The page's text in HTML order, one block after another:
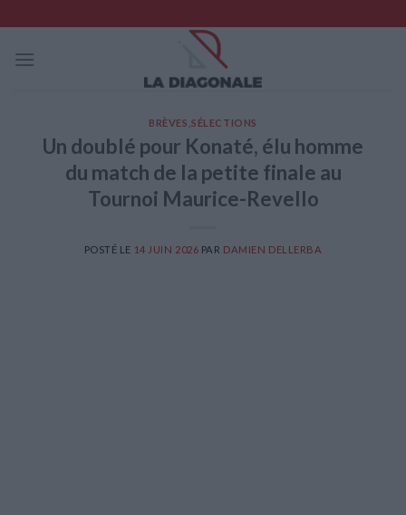
to
content
BRÈVES ,SÉLECTIONS
Un doublé pour Konaté, élu homme
du match de la petite finale au
Tournoi Maurice-Revello
POSTÉ LE 14 JUIN 2026 PAR DAMIEN DELLERBA